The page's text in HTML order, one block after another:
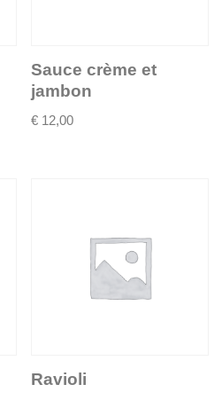
Sauce crème et
jambon
€ 12,00
Ravioli